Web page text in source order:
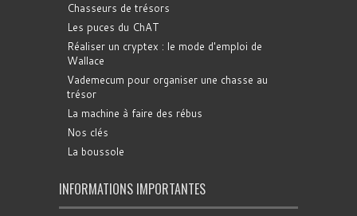
Chasseurs de trésors
Les puces du ChAT
Réaliser un cryptex : le mode d'emploi de
Wallace
Vademecum pour organiser une chasse au
trésor
La machine à faire des rébus
Nos clés
La boussole
INFORMATIONS IMPORTANTES